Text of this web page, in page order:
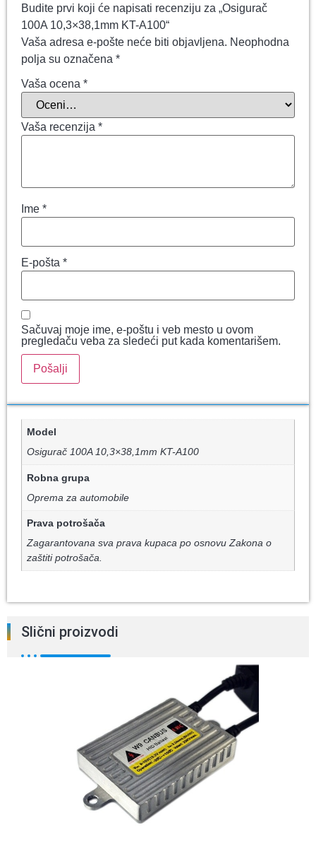
Budite prvi koji će napisati recenziju za „Osigurač
100A 10,3×38,1mm KT-A100“
Vaša adresa e-pošte neće biti objavljena. Neophodna
polja su označena *
Vaša ocena *
Vaša recenzija *
Ime *
E-pošta *
Sačuvaj moje ime, e-poštu i veb mesto u ovom
pregledaču veba za sledeći put kada komentarišem.
Model
Osigurač 100A 10,3×38,1mm KT-A100
Robna grupa
Oprema za automobile
Prava potrošača
Zagarantovana sva prava kupaca po osnovu Zakona o
zaštiti potrošača.
Slični proizvodi